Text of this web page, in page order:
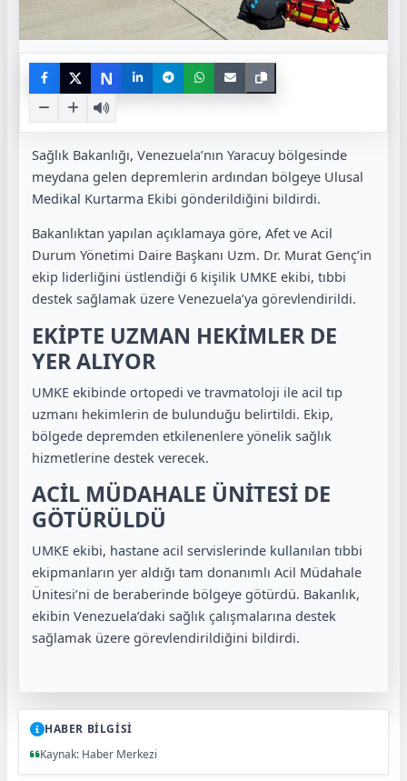
N
Sağlık Bakanlığı, Venezuela’nın Yaracuy bölgesinde
meydana gelen depremlerin ardından bölgeye Ulusal
Medikal Kurtarma Ekibi gönderildiğini bildirdi.
Bakanlıktan yapılan açıklamaya göre, Afet ve Acil
Durum Yönetimi Daire Başkanı Uzm. Dr. Murat Genç’in
ekip liderliğini üstlendiği 6 kişilik UMKE ekibi, tıbbi
destek sağlamak üzere Venezuela’ya görevlendirildi.
EKİPTE UZMAN HEKİMLER DE
YER ALIYOR
UMKE ekibinde ortopedi ve travmatoloji ile acil tıp
uzmanı hekimlerin de bulunduğu belirtildi. Ekip,
bölgede depremden etkilenenlere yönelik sağlık
hizmetlerine destek verecek.
ACİL MÜDAHALE ÜNİTESİ DE
GÖTÜRÜLDÜ
UMKE ekibi, hastane acil servislerinde kullanılan tıbbi
ekipmanların yer aldığı tam donanımlı Acil Müdahale
Ünitesi’ni de beraberinde bölgeye götürdü. Bakanlık,
ekibin Venezuela’daki sağlık çalışmalarına destek
sağlamak üzere görevlendirildiğini bildirdi.
HABER BİLGİSİ
Kaynak: Haber Merkezi